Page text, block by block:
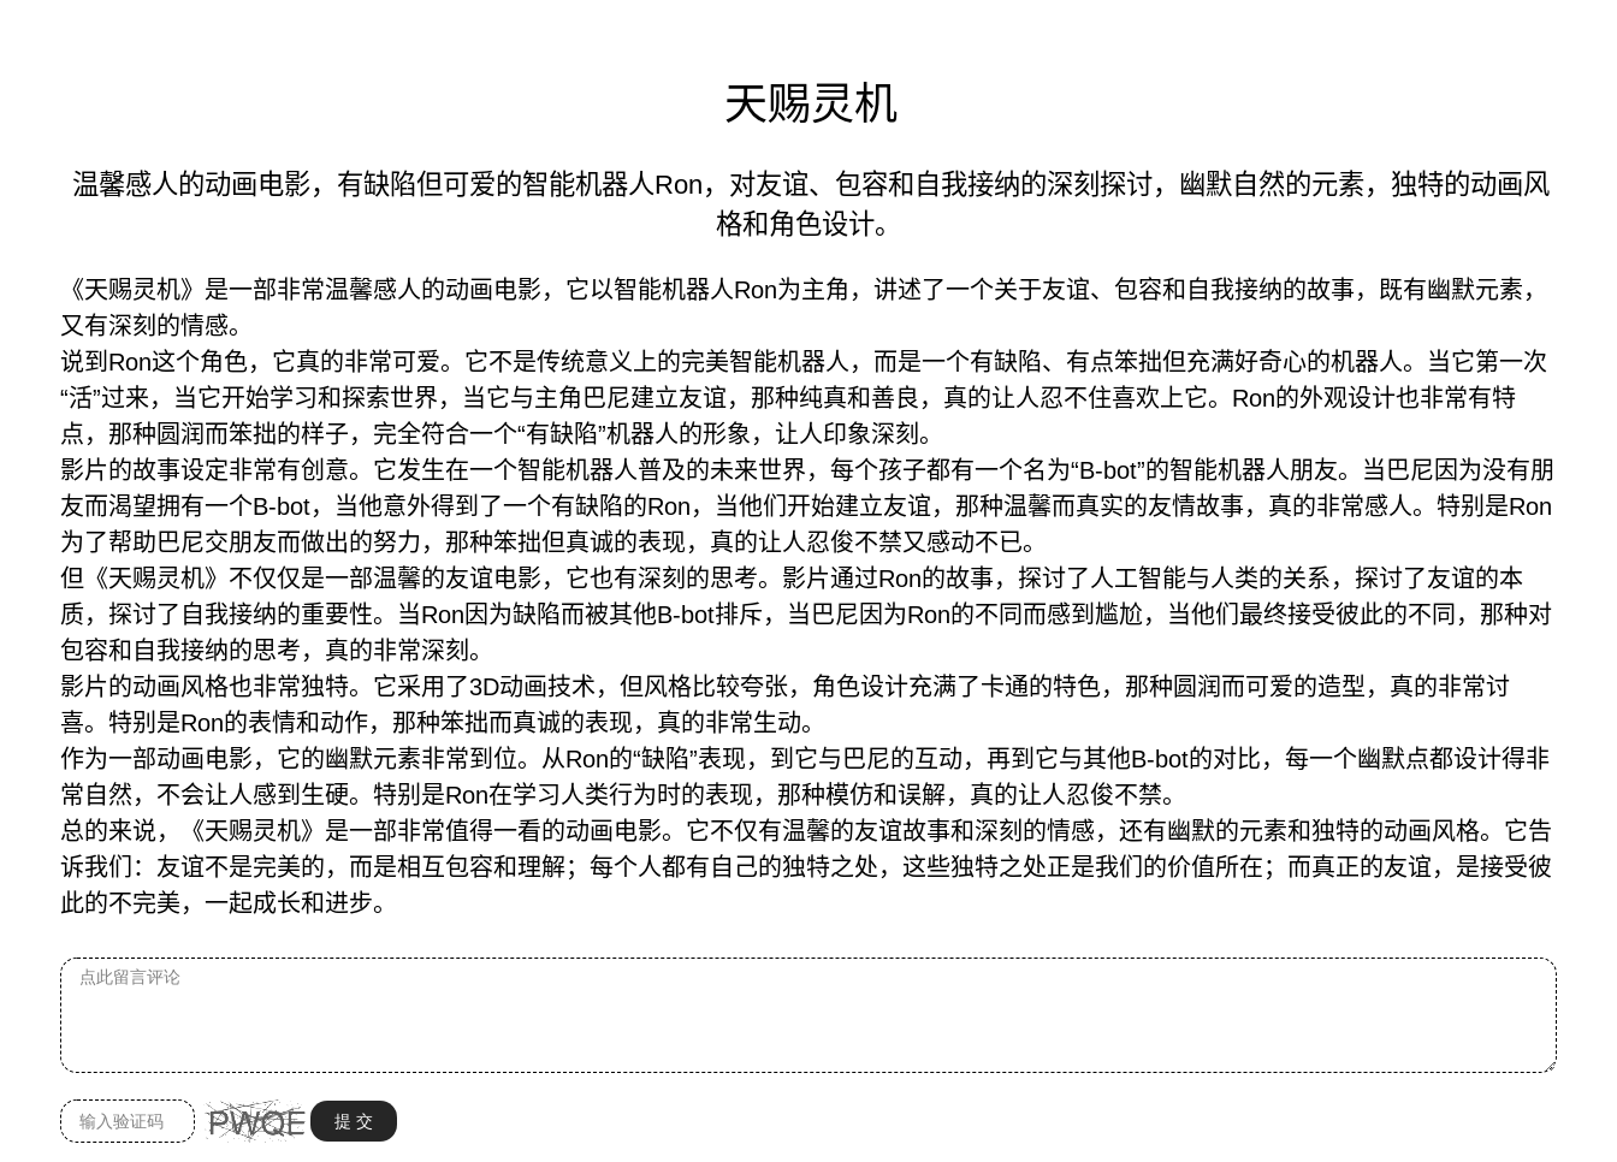
天赐灵机
温馨感人的动画电影，有缺陷但可爱的智能机器人Ron，对友谊、包容和自我接纳的深刻探讨，幽默自然的元素，独特的动画风
格和角色设计。
《天赐灵机》是一部非常温馨感人的动画电影，它以智能机器人Ron为主角，讲述了一个关于友谊、包容和自我接纳的故事，既有幽默元素，
又有深刻的情感。
说到Ron这个角色，它真的非常可爱。它不是传统意义上的完美智能机器人，而是一个有缺陷、有点笨拙但充满好奇心的机器人。当它第一次
“活”过来，当它开始学习和探索世界，当它与主角巴尼建立友谊，那种纯真和善良，真的让人忍不住喜欢上它。Ron的外观设计也非常有特
点，那种圆润而笨拙的样子，完全符合一个“有缺陷”机器人的形象，让人印象深刻。
影片的故事设定非常有创意。它发生在一个智能机器人普及的未来世界，每个孩子都有一个名为“B-bot”的智能机器人朋友。当巴尼因为没有朋
友而渴望拥有一个B-bot，当他意外得到了一个有缺陷的Ron，当他们开始建立友谊，那种温馨而真实的友情故事，真的非常感人。特别是Ron
为了帮助巴尼交朋友而做出的努力，那种笨拙但真诚的表现，真的让人忍俊不禁又感动不已。
但《天赐灵机》不仅仅是一部温馨的友谊电影，它也有深刻的思考。影片通过Ron的故事，探讨了人工智能与人类的关系，探讨了友谊的本
质，探讨了自我接纳的重要性。当Ron因为缺陷而被其他B-bot排斥，当巴尼因为Ron的不同而感到尴尬，当他们最终接受彼此的不同，那种对
包容和自我接纳的思考，真的非常深刻。
影片的动画风格也非常独特。它采用了3D动画技术，但风格比较夸张，角色设计充满了卡通的特色，那种圆润而可爱的造型，真的非常讨
喜。特别是Ron的表情和动作，那种笨拙而真诚的表现，真的非常生动。
作为一部动画电影，它的幽默元素非常到位。从Ron的“缺陷”表现，到它与巴尼的互动，再到它与其他B-bot的对比，每一个幽默点都设计得非
常自然，不会让人感到生硬。特别是Ron在学习人类行为时的表现，那种模仿和误解，真的让人忍俊不禁。
总的来说，《天赐灵机》是一部非常值得一看的动画电影。它不仅有温馨的友谊故事和深刻的情感，还有幽默的元素和独特的动画风格。它告
诉我们：友谊不是完美的，而是相互包容和理解；每个人都有自己的独特之处，这些独特之处正是我们的价值所在；而真正的友谊，是接受彼
此的不完美，一起成长和进步。